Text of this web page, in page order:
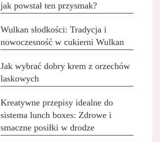
jak powstał ten przysmak?
Wulkan słodkości: Tradycja i
nowoczesność w cukierni Wulkan
Jak wybrać dobry krem z orzechów
laskowych
Kreatywne przepisy idealne do
sistema lunch boxes: Zdrowe i
smaczne posiłki w drodze